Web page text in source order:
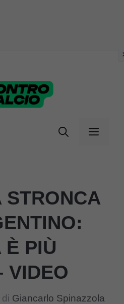
Menu
STRONCA
È PIÙ
VIDEO
di Giancarlo Spinazzola